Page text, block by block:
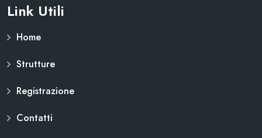
Link Utili
Home
Strutture
Registrazione
Contatti